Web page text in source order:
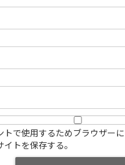
トで使用するためブラウザー
トを保存する。